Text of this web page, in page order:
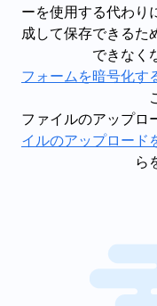
ーを使用する代わり
成して保存できるた
できなく
フォームを暗号化す
ファイルのアップロ
イルのアップロード
ら